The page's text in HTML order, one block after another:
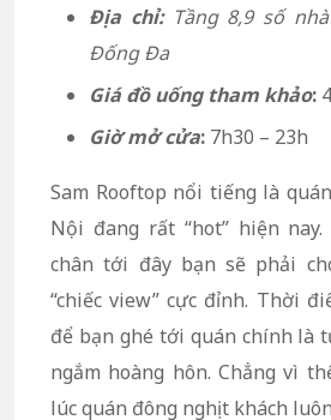
Địa chỉ: Tầng 8,9 số
Đống Đa
Giá đồ uống tham khảo:
Giờ mở cửa: 7h30 – 23h
Sam Rooftop nổi tiếng là
Nội đang rất “hot” hiện
chân tới đây bạn sẽ phải
“chiếc view” cực đỉnh. Thời
để bạn ghé tới quán chính là
ngắm hoàng hôn. Chẳng vì
lúc quán đông nghịt khách